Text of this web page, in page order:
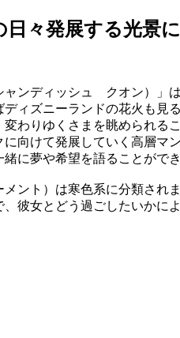
日々発展する光景
シャンディッシュ クオン）
ディズニーランドの花火も見
わりゆくさまを眺められるこ
に向けて発展していく高層
に夢や希望を語ることがで
ント）は寒色系に分類され
彼女とどう過ごしたいかに